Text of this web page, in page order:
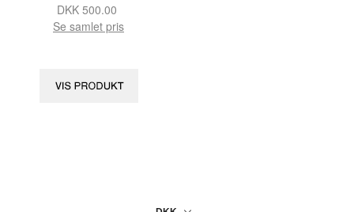
DKK 500.00
Se samlet pris